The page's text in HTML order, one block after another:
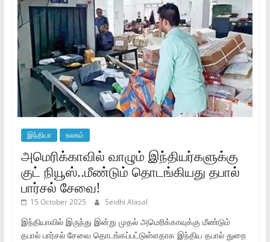
இந்தியா உலகம்
அமெரிக்காவில் வாழும் இந்தியர்களுக்கு
குட் நியூஸ்..மீண்டும் தொடங்கியது தபால்
பார்சல் சேவை!
15 October 2025 Seidhi Alasal
இந்தியாவில் இருந்து இன்று முதல் அமெரிக்காவுக்கு மீண்டும்
தபால் பார்சல் சேவை தொடங்கப்பட்டுள்ளதாக இந்திய தபால் துறை